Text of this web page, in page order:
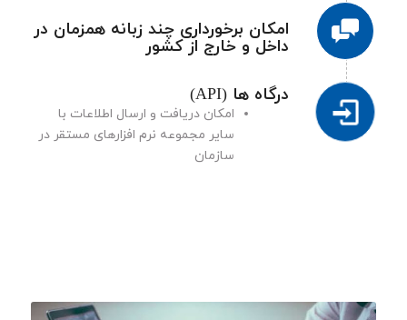
امکان برخورداری چند زبانه همزمان در
داخل و خارج از کشور
درگاه ها (API)
امکان دریافت و ارسال اطلاعات با
سایر مجموعه نرم افزارهای مستقر در
سازمان